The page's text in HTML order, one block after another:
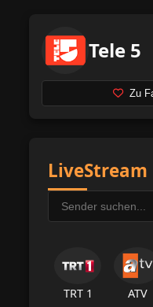
Tele 5
Zu
LiveStream
TRT 1 ATV